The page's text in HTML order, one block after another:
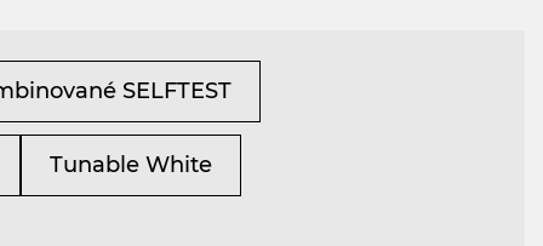
SELFTEST
Tunable White